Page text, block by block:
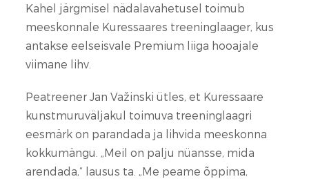
Kahel järgmisel nädalavahetusel toimub
meeskonnale Kuressaares treeninglaager, kus
antakse eelseisvale Premium liiga hooajale
viimane lihv.
Peatreener Jan Važinski ütles, et Kuressaare
kunstmuruväljakul toimuva treeninglaagri
eesmärk on parandada ja lihvida meeskonna
kokkumängu. „Meil on palju nüansse, mida
arendada,“ lausus ta. „Me peame õppima,